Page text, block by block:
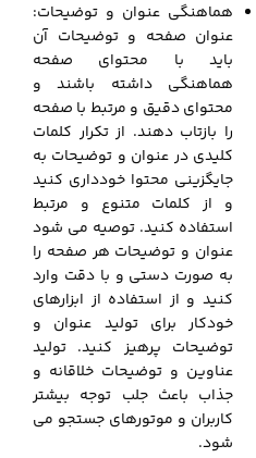
هماهنگی عنوان و توضیحات:
عنوان صفحه و توضیحات آن
باید با محتوای صفحه
هماهنگی داشته باشند و
محتوای دقیق و مرتبط با صفحه
را بازتاب دهند. از تکرار کلمات
کلیدی در عنوان و توضیحات به
جایگزینی محتوا خودداری کنید
و از کلمات متنوع و مرتبط
استفاده کنید. توصیه می شود
عنوان و توضیحات هر صفحه را
به صورت دستی و با دقت وارد
کنید و از استفاده از ابزارهای
خودکار برای تولید عنوان و
توضیحات پرهیز کنید. تولید
عناوین و توضیحات خلاقانه و
جذاب باعث جلب توجه بیشتر
کاربران و موتورهای جستجو می
شود.